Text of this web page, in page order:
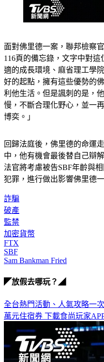
面對佛里德一案，聯邦檢察
116頁的備忘錄，文字中對
適的成長環境、麻省理工學
好的起點，擁有這些優勢的
利他生活。但是諷刺的是，
慢，不斷合理化野心，並一
博奕。」
回歸法庭後，佛里德的命運
中，他有機會最後替自己辯
法官將考慮被告SBF年齡與
犯罪，進行做出影響佛里德
詐騙
破產
監禁
加密貨幣
FTX
SBF
Sam Bankman Fried
◤放假去哪玩？◢
全台熱門活動、人氣攻略一
萬元住宿券 下載食尚玩家